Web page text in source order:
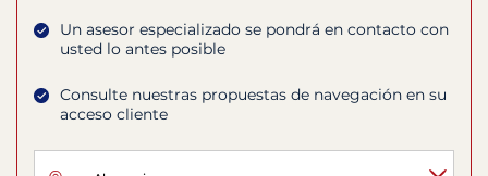
Un asesor especializado se pondrá en contacto con
usted lo antes posible
Consulte nuestras propuestas de navegación en su
acceso cliente